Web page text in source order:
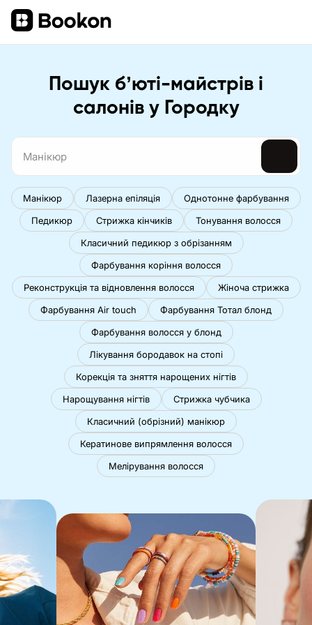
Пошук бʼюті-майстрів і
салонів у Городку
Манікюр Лазерна епіляція
Однотонне фарбування
Педикюр
Стрижка кінчиків
Тонування волосся
Класичний педикюр з обрізанням
Фарбування коріння волосся
Реконструкція та відновлення волосся
Жіноча стрижка
Фарбування Air touch
Фарбування Тотал блонд
Фарбування волосся у блонд
Лікування бородавок на стопі
Корекція та зняття нарощених нігтів
Нарощування нігтів
Стрижка чубчика
Класичний (обрізний) манікюр
Кератинове випрямлення волосся
Мелірування волосся